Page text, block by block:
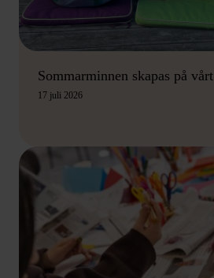
Sommarminnen skapas på
17 juli 2026